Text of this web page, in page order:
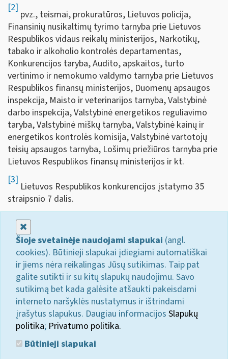
[2]
pvz., teismai, prokuratūros, Lietuvos policija,
Finansinių nusikaltimų tyrimo tarnyba prie Lietuvos
Respublikos vidaus reikalų ministerijos, Narkotikų,
tabako ir alkoholio kontrolės departamentas,
Konkurencijos taryba, Audito, apskaitos, turto
vertinimo ir nemokumo valdymo tarnyba prie Lietuvos
Respublikos finansų ministerijos, Duomenų apsaugos
inspekcija, Maisto ir veterinarijos tarnyba, Valstybinė
darbo inspekcija, Valstybinė energetikos reguliavimo
taryba, Valstybinė miškų tarnyba, Valstybinė kainų ir
energetikos kontrolės komisija, Valstybinė vartotojų
teisių apsaugos tarnyba, Lošimų priežiūros tarnyba prie
Lietuvos Respublikos finansų ministerijos ir kt.
[3]
Lietuvos Respublikos konkurencijos įstatymo 35
straipsnio 7 dalis.
Šioje svetainėje naudojami slapukai (angl.
cookies). Būtinieji slapukai įdiegiami automatiškai
ir jiems nėra reikalingas Jūsų sutikimas. Taip pat
galite sutikti ir su kitų slapukų naudojimu. Savo
sutikimą bet kada galėsite atšaukti pakeisdami
interneto naršyklės nustatymus ir ištrindami
įrašytus slapukus. Daugiau informacijos Slapukų
politika; Privatumo politika.
Būtinieji slapukai